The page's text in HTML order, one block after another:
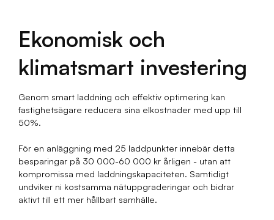
Ekonomisk och
klimatsmart investering
Genom smart laddning och effektiv optimering kan
fastighetsägare reducera sina elkostnader med upp till
50%.
För en anläggning med 25 laddpunkter innebär detta
besparingar på 30 000-60 000 kr årligen - utan att
kompromissa med laddningskapaciteten. Samtidigt
undviker ni kostsamma nätuppgraderingar och bidrar
aktivt till ett mer hållbart samhälle.